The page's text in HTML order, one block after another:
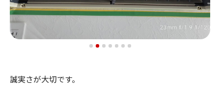
誠実さが大切です。